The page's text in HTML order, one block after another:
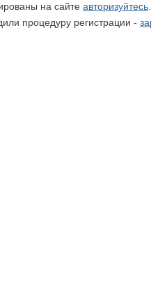
на сайте авторизуйтесь
процедуру регистрации -